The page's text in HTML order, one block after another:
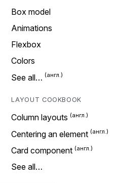
Box model
Animations
Flexbox
Colors
See all…
LAYOUT COOKBOOK
Column layouts
Centering an element
Card component
See all…